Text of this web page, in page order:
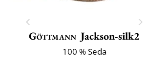
Göttmann Jackson-silk2
100 % Seda